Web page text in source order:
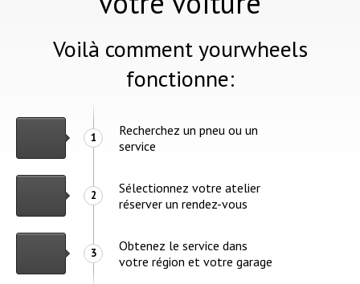
Voilà comment yourwheels
fonctionne:
1
Recherchez un pneu ou un
service
2
Sélectionnez votre atelier
réserver un rendez-vous
3
Obtenez le service dans
votre région et votre garage